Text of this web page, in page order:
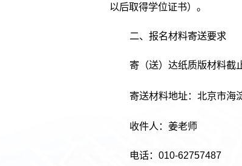
以后取得学位证书）。
二、报名材料寄送要求
寄（送）达纸质版材料截
寄送材料地址：北京市海
收件人：姜老师
电话：010-62757487